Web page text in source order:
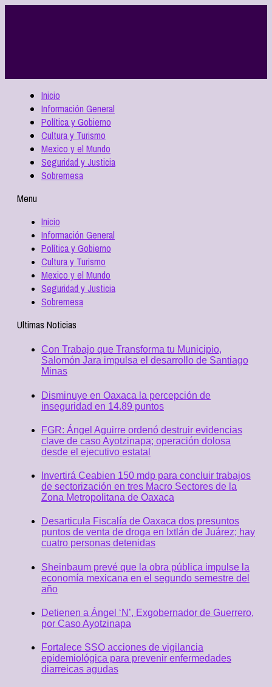
Inicio
Información General
Política y Gobierno
Cultura y Turismo
Mexico y el Mundo
Seguridad y Justicia
Sobremesa
Menu
Inicio
Información General
Política y Gobierno
Cultura y Turismo
Mexico y el Mundo
Seguridad y Justicia
Sobremesa
Ultimas Noticias
Con Trabajo que Transforma tu Municipio,
Salomón Jara impulsa el desarrollo de Santiago
Minas
Disminuye en Oaxaca la percepción de
inseguridad en 14.89 puntos
FGR: Ángel Aguirre ordenó destruir evidencias
clave de caso Ayotzinapa; operación dolosa
desde el ejecutivo estatal
Invertirá Ceabien 150 mdp para concluir trabajos
de sectorización en tres Macro Sectores de la
Zona Metropolitana de Oaxaca
Desarticula Fiscalía de Oaxaca dos presuntos
puntos de venta de droga en Ixtlán de Juárez; hay
cuatro personas detenidas
Sheinbaum prevé que la obra pública impulse la
economía mexicana en el segundo semestre del
año
Detienen a Ángel ‘N’, Exgobernador de Guerrero,
por Caso Ayotzinapa
Fortalece SSO acciones de vigilancia
epidemiológica para prevenir enfermedades
diarreicas agudas